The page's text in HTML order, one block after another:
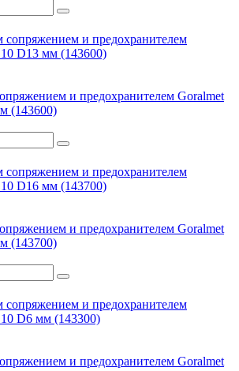
и предохранителем Goralmet
(143600)
и предохранителем Goralmet
(143700)
и предохранителем Goralmet